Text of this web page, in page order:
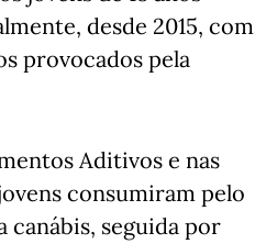
desde 2015, com
provocados pela
Aditivos e nas
consumiram pelo
canábis, seguida por